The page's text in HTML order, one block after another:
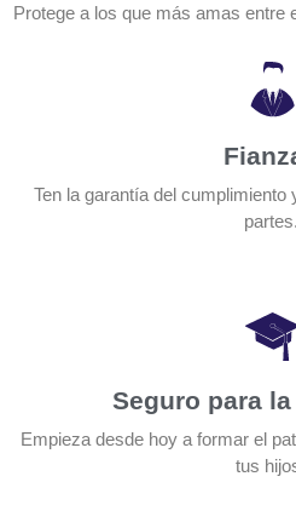
Protege a los que más amas entre
Ten la garantía del cumplimiento
partes.
Seguro para
Empieza desde hoy a formar el
tus